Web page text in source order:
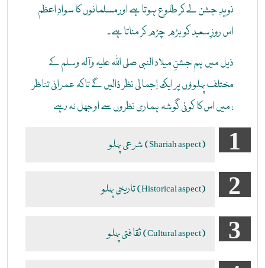
نویدِ جشن لے کر طلوع ہوتا ہے اور مسلمانوں کا سوادِ اعظم
اس روزِ سعید کو بڑھ چڑھ کر مناتا ہے۔
ذیل میں ہم جشنِ میلاد النبی صلی اللہ علیہ وآلہ وسلم کے
مختلف پہلوؤں پر ایک اِجمالی نظر ڈالیں گے تاکہ عمرانی تناظر
میں اس کا کوئی گوشہ ہماری نظروں سے اوجھل نہ رہے :
(Shariah aspect) شرعی پہلو
(Historical aspect) تاریخی پہلو
(Cultural aspect) ثقافتی پہلو